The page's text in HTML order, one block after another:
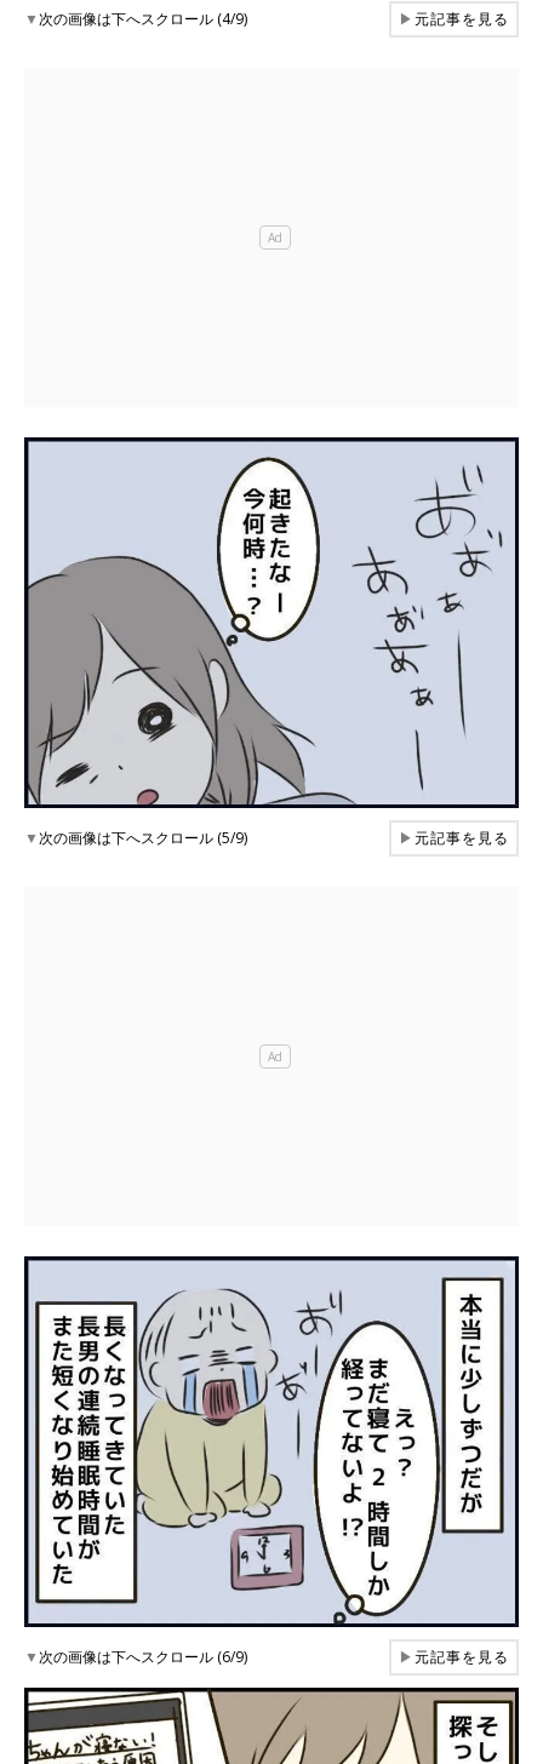
▼次の画像は下へスクロール (4/9) ▶元記事を見る
▼次の画像は下へスクロール (5/9) ▶元記事を見る
▼次の画像は下へスクロール (6/9) ▶元記事を見る